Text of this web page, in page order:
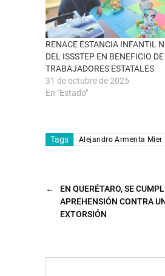
v
e
n
t
a
n
a
n
u
e
v
a
)
o
o
k
(
S
e
a
b
r
e
e
n
u
n
t
u
e
v
a
)
RENACE ESTANCIA INFANTIL
DEL ISSSTEP EN BENEFICIO DE
TRABAJADORES ESTATALES
31 de octubre de 2025
En "Estado"
Tags Alejandro Armenta Mier
←
EN QUERÉTARO, SE
APREHENSIÓN CONTRA
EXTORSIÓN